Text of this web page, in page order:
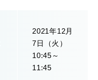
2021年12月
7日（火）
10:45～
11:45